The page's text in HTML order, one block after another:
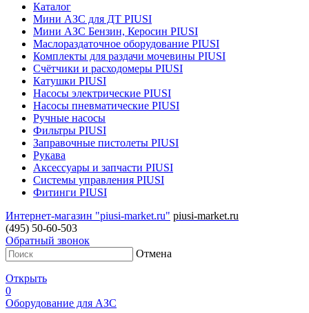
Каталог
Мини АЗС для ДТ PIUSI
Мини АЗС Бензин, Керосин PIUSI
Маслораздаточное оборудование PIUSI
Комплекты для раздачи мочевины PIUSI
Счётчики и расходомеры PIUSI
Катушки PIUSI
Насосы электрические PIUSI
Насосы пневматические PIUSI
Ручные насосы
Фильтры PIUSI
Заправочные пистолеты PIUSI
Рукава
Аксессуары и запчасти PIUSI
Системы управления PIUSI
Фитинги PIUSI
Интернет-магазин "piusi-market.ru" piusi-market.ru
(495) 50-60-503
Обратный звонок
Отмена
Открыть
0
Оборудование для АЗС